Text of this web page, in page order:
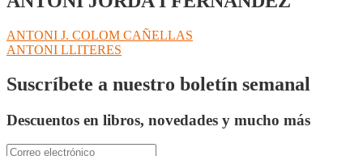
Navegación
de
entradas
Anterior:
ANTONI J. COLOM CAÑELLAS
Siguiente:
ANTONI LLITERES
Suscríbete a nuestro boletín semanal
Descuentos en libros, novedades y mucho más